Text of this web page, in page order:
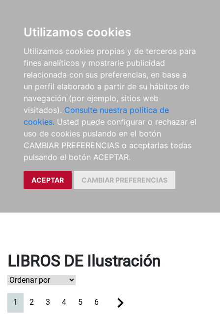
Utilizamos cookies
Utilizamos cookies propias y de terceros para
fines analíticos y mostrarle publicidad
relacionada con sus preferencias, en base a
un perfil elaborado a partir de su hábitos de
navegación (por ejemplo, sitios web
visitados). Consulte nuestra política de
cookies. Usted puede configurar o rechazar el
uso de cookies puslando en el botón
CAMBIAR PREFERENCIAS o aceptarlas todas
pulsando el botón ACEPTAR.
ACEPTAR CAMBIAR PREFERENCIAS
LIBROS DE Ilustración
1 (current)
2 3 4 5 6